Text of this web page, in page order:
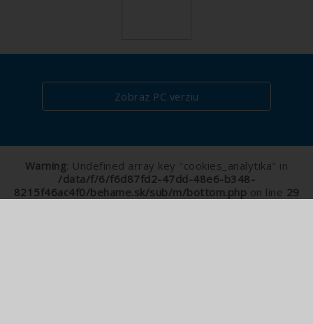
Zobraz PC verziu
Warning: Undefined array key "cookies_analytika" in
/data/f/6/f6d87fd2-47dd-48e6-b348-
8215f46ac4f0/behame.sk/sub/m/bottom.php on line 29